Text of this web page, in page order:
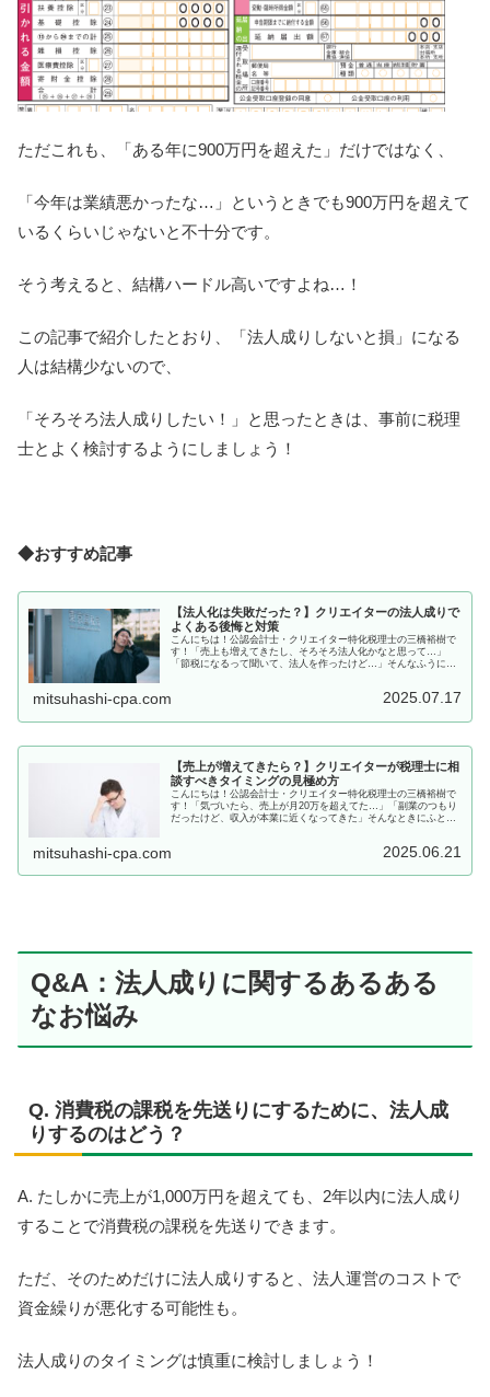
ただこれも、「ある年に900万円を超えた」だけではなく、
「今年は業績悪かったな…」というときでも900万円を超えて
いるくらいじゃないと不十分です。
そう考えると、結構ハードル高いですよね…！
この記事で紹介したとおり、「法人成りしないと損」になる
人は結構少ないので、
「そろそろ法人成りしたい！」と思ったときは、事前に税理
士とよく検討するようにしましょう！
◆おすすめ記事
【法人化は失敗だった？】クリエイターの法人成りで
よくある後悔と対策
こんにちは！公認会計士・クリエイター特化税理士の三橋裕樹で
す！「売上も増えてきたし、そろそろ法人化かなと思って…」
「節税になるって聞いて、法人を作ったけど…」そんなふうに法
mitsuhashi-cpa.com 2025.07.17
【売上が増えてきたら？】クリエイターが税理士に相
談すべきタイミングの見極め方
こんにちは！公認会計士・クリエイター特化税理士の三橋裕樹で
す！「気づいたら、売上が月20万を超えてた…」「副業のつもり
だったけど、収入が本業に近くなってきた」そんなときにふとよ
mitsuhashi-cpa.com 2025.06.21
Q&A：法人成りに関するあるある
なお悩み
Q. 消費税の課税を先送りにするために、法人成
りするのはどう？
A. たしかに売上が1,000万円を超えても、2年以内に法人成り
することで消費税の課税を先送りできます。
ただ、そのためだけに法人成りすると、法人運営のコストで
資金繰りが悪化する可能性も。
法人成りのタイミングは慎重に検討しましょう！